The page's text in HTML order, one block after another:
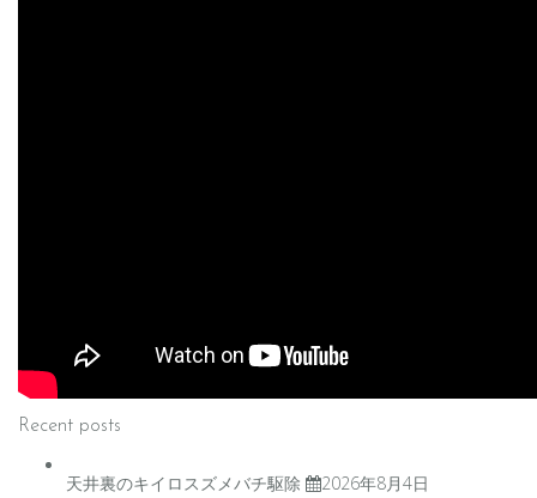
Recent posts
天井裏のキイロスズメバチ駆除
2026年8月4日